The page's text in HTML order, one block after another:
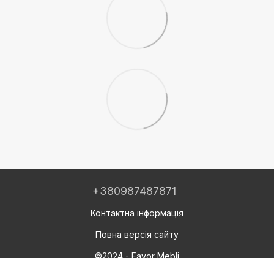
+380987487871
Контактна інформація
Повна версія сайту
©2024 - Favor Mebli